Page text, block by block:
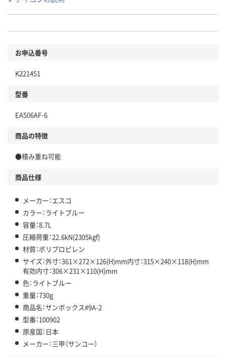
お申込番号
K221451
型番
EA506AF-6
商品の特徴
●積み重ね可能
商品仕様
メーカー：エスコ
カラー：ライトブルー
容量：8.7L
圧縮荷重：22.6kN(2305kgf)
材質：ポリプロピレン
サイズ：外寸：361×272×126(H)mm内寸：315×240×118(H)mm
有効内寸：306×231×110(H)mm
色：ライトブルー
重量：730g
商品名：サンボックス#9A-2
型番：100902
原産国：日本
メーカー：三甲（サンコー）